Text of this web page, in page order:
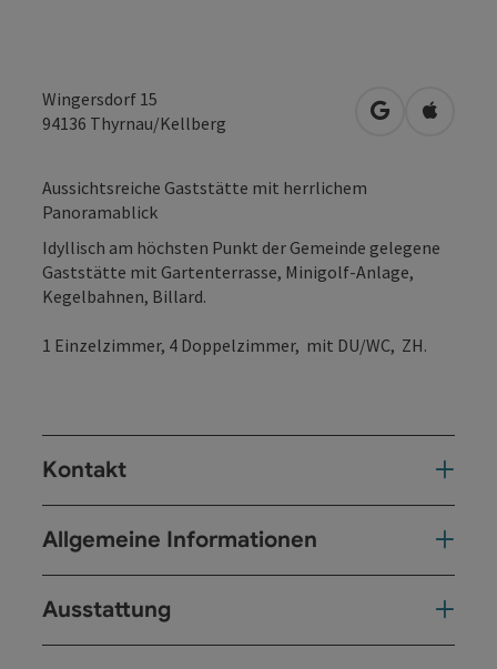
Wingersdorf 15
94136 Thyrnau/Kellberg in Google
in
Aussichtsreiche Gaststätte mit herrlichem
Panoramablick
Idyllisch am höchsten Punkt der Gemeinde gelegene
Gaststätte mit Gartenterrasse, Minigolf-Anlage,
Kegelbahnen, Billard.
1 Einzelzimmer, 4 Doppelzimmer, mit DU/WC, ZH.
Kontakt
Allgemeine Informationen
Ausstattung